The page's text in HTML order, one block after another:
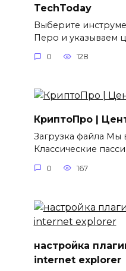
TechToday
Выберите
Перо и указываем
0 128
КриптоПро |
Загрузка файла Мы
Классические
0 167
настройка
internet explorer